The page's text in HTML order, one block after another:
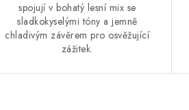
spojují v bohatý lesní mix se
sladkokyselými tóny a jemně
chladivým závěrem pro osvěžující
zážitek.